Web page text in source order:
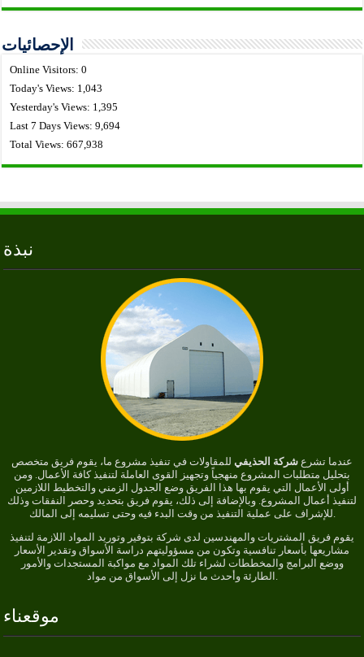
الإحصائيات
Online Visitors:0
Today's Views: 1,043
Yesterday's Views: 1,395
Last 7 Days Views:9,694
Total Views:667,938
نبذة
عندما تشرع شركة الحذيفي للمقاولات في تنفيذ مشروع ما، يقوم فريق متخصص
بتحليل متطلبات المشروع منهجياً وتجهيز القوى العاملة لتنفيذ كافة الأعمال. ومن
أولى الأعمال التي يقوم بها هذا الفريق وضع الجدول الزمني والتخطيط اللازمين
لتنفيذ أعمال المشروع. وبالإضافة إلى ذلك، يقوم فريق بتحديد وحصر النفقات وذلك
للإشراف على عملية التنفيذ من وقت البدء فيه وحتى تسليمه إلى المالك.
يقوم فريق المشتريات والمهندسين لدى شركة بتوفير وتوريد المواد اللازمة لتنفيذ
مشاريعها بأسعار تنافسية وتكون من مسؤوليتهم دراسة الأسواق وتقدير الأسعار
ووضع البرامج والمخططات لشراء تلك المواد مع مواكبة المستجدات والأمور
الطارئة وأحدث ما نزل إلى الأسواق من مواد.
موقعناء